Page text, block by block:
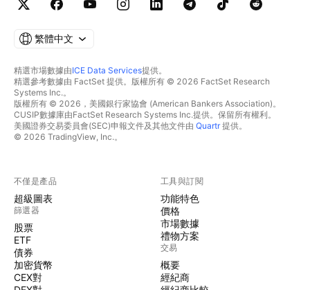
繁體中文
精選市場數據由ICE Data Services提供。
精選參考數據由 FactSet 提供。版權所有 © 2026 FactSet Research
Systems Inc.。
版權所有 © 2026，美國銀行家協會 (American Bankers Association)。
CUSIP數據庫由FactSet Research Systems Inc.提供。保留所有權利。
美國證券交易委員會(SEC)申報文件及其他文件由 Quartr提供。
© 2026 TradingView, Inc.。
不僅是產品
超級圖表
篩選器
股票
ETF
債券
加密貨幣
CEX對
工具與訂閱
功能特色
價格
市場數據
禮物方案
交易
概要
經紀商